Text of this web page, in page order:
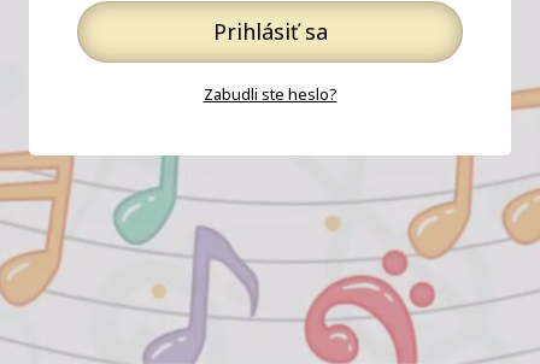
Prihlásiť sa
Zabudli ste heslo?